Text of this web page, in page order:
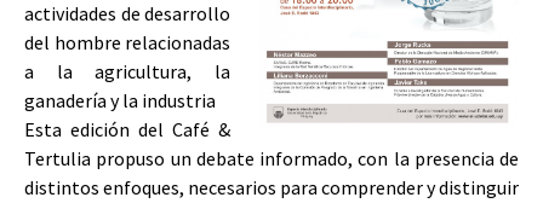
actividades de desarrollo
del hombre relacionadas
a la agricultura, la
ganadería y la industria
Esta edición del Café &
Tertulia propuso un debate informado, con la presencia de
distintos enfoques, necesarios para comprender y distinguir